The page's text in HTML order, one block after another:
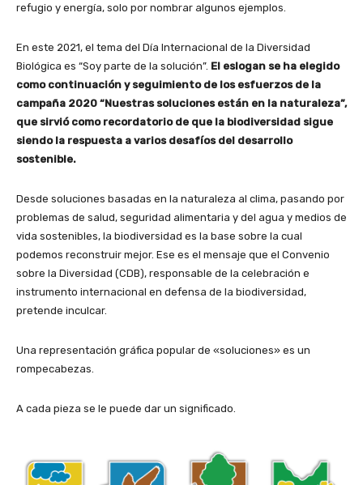
refugio y energía, solo por nombrar algunos ejemplos.
En este 2021, el tema del Día Internacional de la Diversidad
Biológica es “Soy parte de la solución”. El eslogan se ha elegido
como continuación y seguimiento de los esfuerzos de la
campaña 2020 “Nuestras soluciones están en la naturaleza”,
que sirvió como recordatorio de que la biodiversidad sigue
siendo la respuesta a varios desafíos del desarrollo
sostenible.
Desde soluciones basadas en la naturaleza al clima, pasando por
problemas de salud, seguridad alimentaria y del agua y medios de
vida sostenibles, la biodiversidad es la base sobre la cual
podemos reconstruir mejor. Ese es el mensaje que el Convenio
sobre la Diversidad (CDB), responsable de la celebración e
instrumento internacional en defensa de la biodiversidad,
pretende inculcar.
Una representación gráfica popular de «soluciones» es un
rompecabezas.
A cada pieza se le puede dar un significado.